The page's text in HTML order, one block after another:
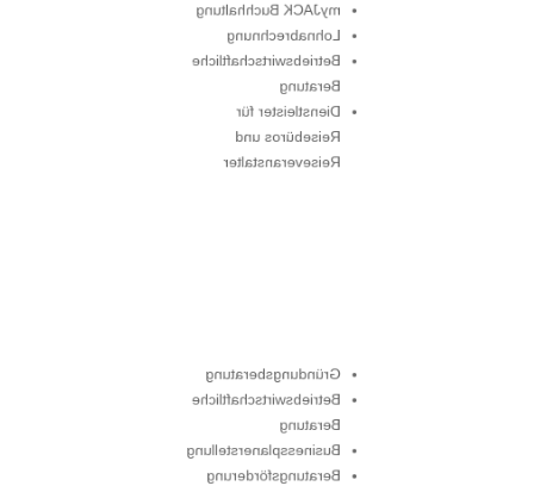
myJACK Buchhaltung
Lohnabrechnung
Betriebswirtschaftliche
Beratung
Dienstleister für
Reisebüros und
Reiseveranstalter
Gründungsberatung
Betriebswirtschaftliche
Beratung
Businessplanerstellung
Beratungsförderung